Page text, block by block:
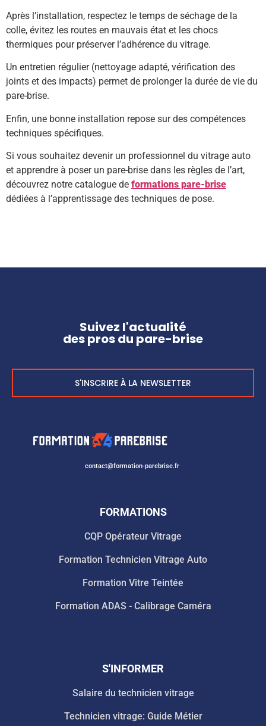
Après l’installation, respectez le temps de séchage de la
colle, évitez les routes en mauvais état et les chocs
thermiques pour préserver l’adhérence du vitrage.
Un entretien régulier (nettoyage adapté, vérification des
joints et des impacts) permet de prolonger la durée de vie du
pare-brise.
Enfin, une bonne installation repose sur des compétences
techniques spécifiques.
Si vous souhaitez devenir un professionnel du vitrage auto
et apprendre à poser un pare-brise dans les règles de l’art,
découvrez notre catalogue de formations pare-brise
dédiées à l’apprentissage des techniques de pose.
Suivez l'actualité
des pros du pare-brise
S'INSCRIRE À LA NEWSLETTER
contact@formation-parebrise.fr
FORMATIONS
CQP Opérateur Vitrage
Formation Technicien Vitrage Auto
Formation Vitre Teintée
Formation ADAS - Calibrage Caméra
S'INFORMER
Salaire du technicien vitrage
Technicien vitrage: Guide Métier